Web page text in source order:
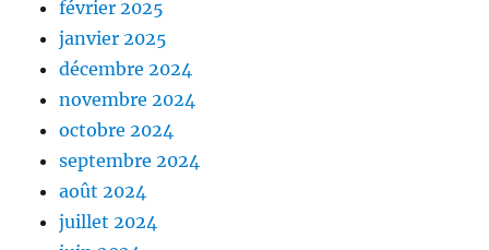
février 2025
janvier 2025
décembre 2024
novembre 2024
octobre 2024
septembre 2024
août 2024
juillet 2024